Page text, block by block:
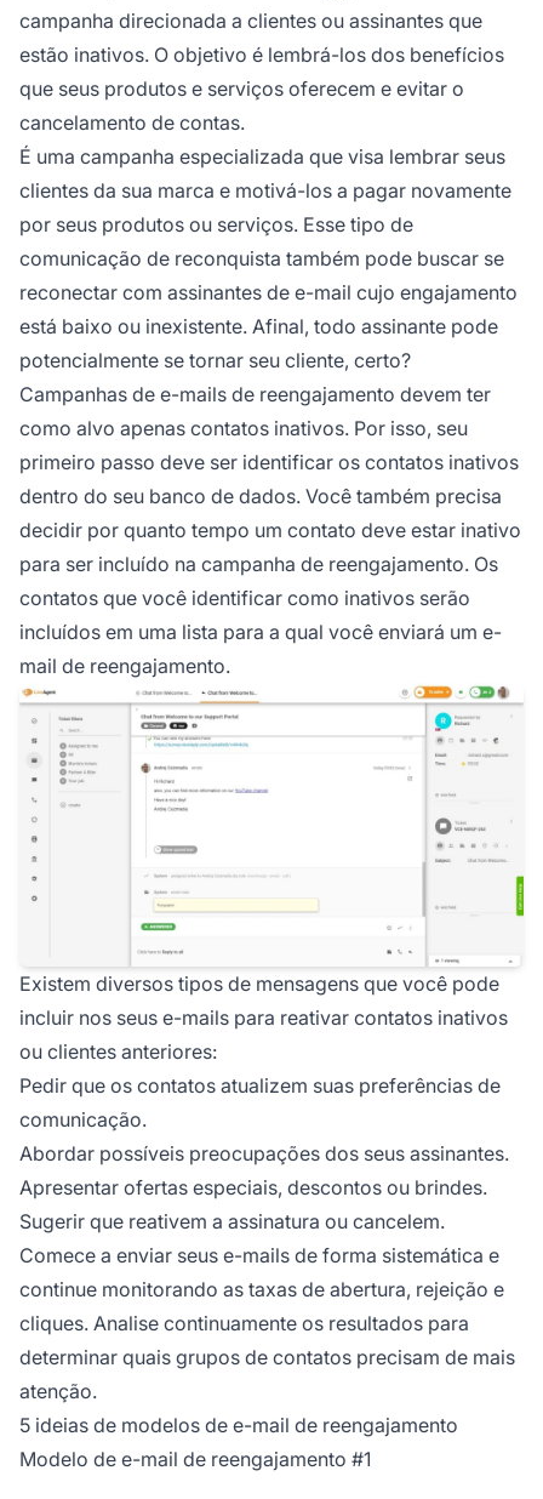
campanha direcionada a clientes ou assinantes que
estão inativos. O objetivo é lembrá-los dos benefícios
que seus produtos e serviços oferecem e evitar o
cancelamento de contas.
É uma campanha especializada que visa lembrar seus
clientes da sua marca e motivá-los a pagar novamente
por seus produtos ou serviços. Esse tipo de
comunicação de reconquista também pode buscar se
reconectar com assinantes de e-mail cujo engajamento
está baixo ou inexistente. Afinal, todo assinante pode
potencialmente se tornar seu cliente, certo?
Campanhas de e-mails de reengajamento devem ter
como alvo apenas contatos inativos. Por isso, seu
primeiro passo deve ser identificar os contatos inativos
dentro do seu banco de dados. Você também precisa
decidir por quanto tempo um contato deve estar inativo
para ser incluído na campanha de reengajamento. Os
contatos que você identificar como inativos serão
incluídos em uma lista para a qual você enviará um e-
mail de reengajamento.
Existem diversos tipos de mensagens que você pode
incluir nos seus e-mails para reativar contatos inativos
ou clientes anteriores:
Pedir que os contatos atualizem suas preferências de
comunicação.
Abordar possíveis preocupações dos seus assinantes.
Apresentar ofertas especiais, descontos ou brindes.
Sugerir que reativem a assinatura ou cancelem.
Comece a enviar seus e-mails de forma sistemática e
continue monitorando as taxas de abertura, rejeição e
cliques. Analise continuamente os resultados para
determinar quais grupos de contatos precisam de mais
atenção.
5 ideias de modelos de e-mail de reengajamento
Modelo de e-mail de reengajamento #1